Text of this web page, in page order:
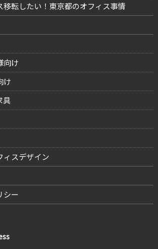
移転したい！東京都のオフィス事情
向け
け
具
ィスデザイン
シー